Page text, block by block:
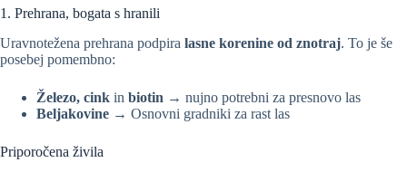
1. Prehrana, bogata s hranili
Uravnotežena prehrana podpira lasne korenine od znotraj. To je še
posebej pomembno:
Železo, cink in biotin → nujno potrebni za presnovo las
Beljakovine → Osnovni gradniki za rast las
Priporočena živila